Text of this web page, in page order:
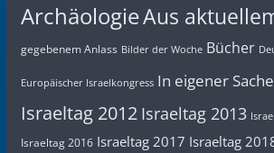
ArchäologieAus
gegebenem Anlass Bilder der Woche Bücher
Europäischer Israelkongress In eigener Sache
Israeltag 2012 Israeltag 2013
Israeltag 2016 Israeltag 2017 Israeltag